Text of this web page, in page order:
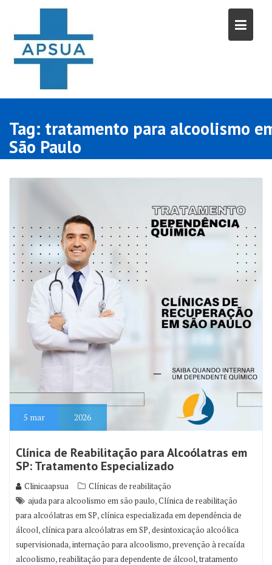
content
Tag: tratamento para alcoolismo
São Paulo
5 mar 2026
Clínica de Reabilitação para Alcoólatras em
SP: Tratamento Especializado
Clinicaapsua
Clínicas de reabilitação
ajuda para alcoolismo em são paulo,Clínica de reabilitação
para alcoólatras em SP,clínica especializada em dependência de
álcool,clínica para alcoólatras em SP,desintoxicação alcoólica
supervisionada,internação para alcoolismo,prevenção à recaída
alcoolismo,reabilitação para dependente de álcool,tratamento